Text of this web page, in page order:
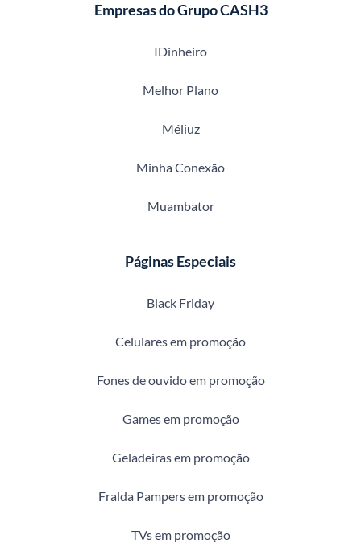
Empresas do Grupo CASH3
IDinheiro
Melhor Plano
Méliuz
Minha Conexão
Muambator
Páginas Especiais
Black Friday
Celulares em promoção
Fones de ouvido em promoção
Games em promoção
Geladeiras em promoção
Fralda Pampers em promoção
TVs em promoção